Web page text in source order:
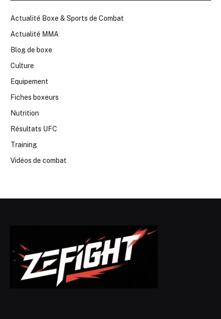
Actualité Boxe & Sports de Combat
Actualité MMA
Blog de boxe
Culture
Equipement
Fiches boxeurs
Nutrition
Résultats UFC
Training
Vidéos de combat